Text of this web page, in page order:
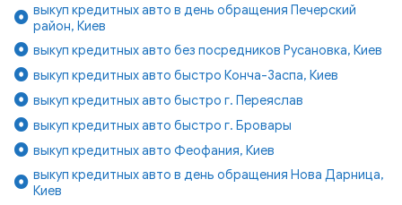
выкуп кредитных авто в день обращения Печерский
район, Киев
выкуп кредитных авто без посредников Русановка, Киев
выкуп кредитных авто быстро Конча-Заспа, Киев
выкуп кредитных авто быстро г. Переяслав
выкуп кредитных авто быстро г. Бровары
выкуп кредитных авто Феофания, Киев
выкуп кредитных авто в день обращения Нова Дарница,
Киев